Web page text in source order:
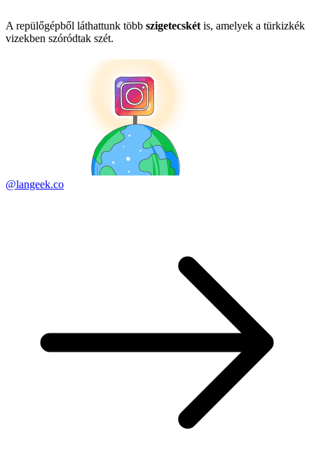
A repülőgépből láthattunk több szigetecskét is, amelyek a türkizkék
vizekben szóródtak szét.
@langeek.co